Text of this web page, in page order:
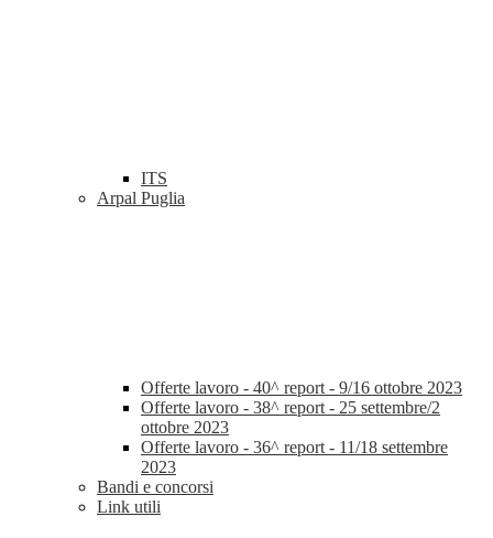
ITS
Arpal Puglia
Offerte lavoro - 40^ report - 9/16 ottobre 2023
Offerte lavoro - 38^ report - 25 settembre/2
ottobre 2023
Offerte lavoro - 36^ report - 11/18 settembre
2023
Bandi e concorsi
Link utili